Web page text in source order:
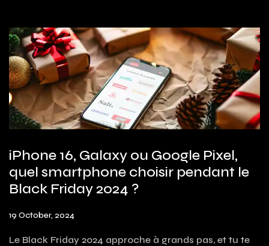
iPhone 16, Galaxy ou Google Pixel,
quel smartphone choisir pendant le
Black Friday 2024 ?
19 October, 2024
Le Black Friday 2024 approche à grands pas, et tu te